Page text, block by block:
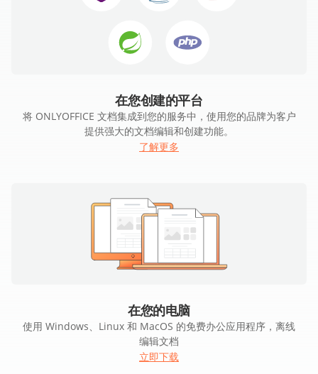
在您创建的平台
将 ONLYOFFICE 文档集成到您的服务中，使用您的品牌为客户
提供强大的文档编辑和创建功能。
了解更多
在您的电脑
使用 Windows、Linux 和 MacOS 的免费办公应用程序，离线
编辑文档
立即下载